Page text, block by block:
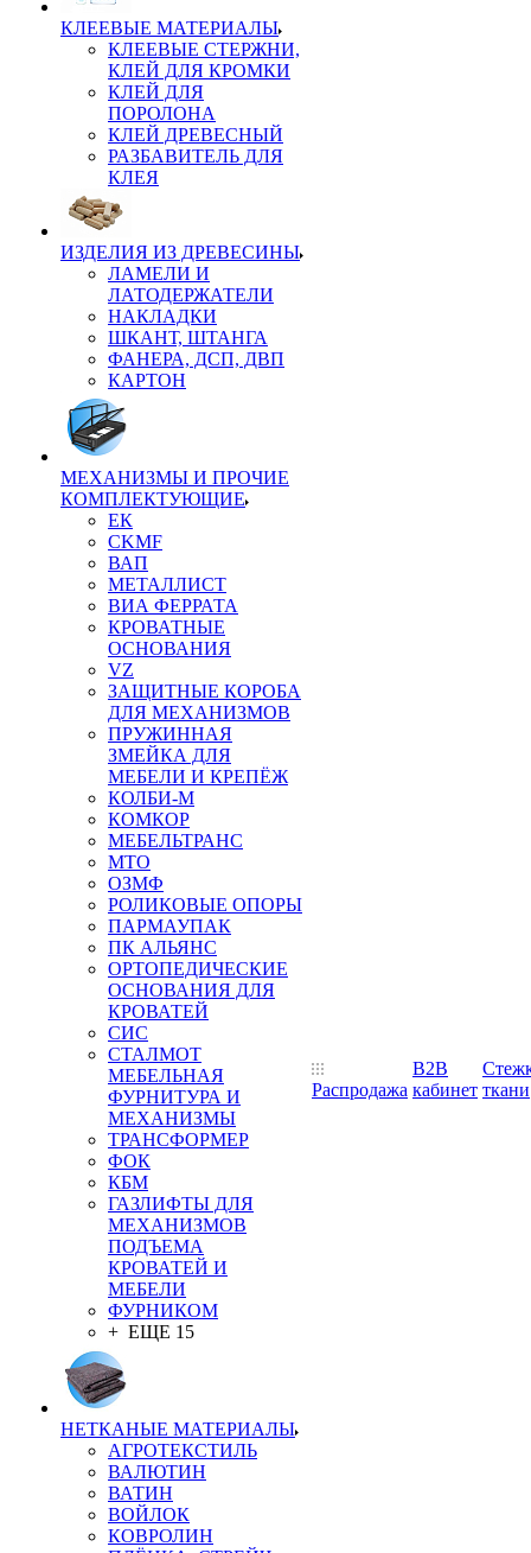
КЛЕЕВЫЕ МАТЕРИАЛЫ
КЛЕЕВЫЕ СТЕРЖНИ,
КЛЕЙ ДЛЯ КРОМКИ
КЛЕЙ ДЛЯ
ПОРОЛОНА
КЛЕЙ ДРЕВЕСНЫЙ
РАЗБАВИТЕЛЬ ДЛЯ
КЛЕЯ
ИЗДЕЛИЯ ИЗ ДРЕВЕСИНЫ
ЛАМЕЛИ И
ЛАТОДЕРЖАТЕЛИ
НАКЛАДКИ
ШКАНТ, ШТАНГА
ФАНЕРА, ДСП, ДВП
КАРТОН
МЕХАНИЗМЫ И ПРОЧИЕ
КОМПЛЕКТУЮЩИЕ
ЕК
CKMF
ВАП
МЕТАЛЛИСТ
ВИА ФЕРРАТА
КРОВАТНЫЕ
ОСНОВАНИЯ
VZ
ЗАЩИТНЫЕ КОРОБА
ДЛЯ МЕХАНИЗМОВ
ПРУЖИННАЯ
ЗМЕЙКА ДЛЯ
МЕБЕЛИ И КРЕПЁЖ
КОЛБИ-М
КОМКОР
МЕБЕЛЬТРАНС
MTO
ОЗМФ
РОЛИКОВЫЕ ОПОРЫ
ПАРМАУПАК
ПК АЛЬЯНС
ОРТОПЕДИЧЕСКИЕ
ОСНОВАНИЯ ДЛЯ
КРОВАТЕЙ
СИС
СТАЛМОТ
МЕБЕЛЬНАЯ
ФУРНИТУРА И
МЕХАНИЗМЫ
ТРАНСФОРМЕР
ФОК
КБМ
ГАЗЛИФТЫ ДЛЯ
МЕХАНИЗМОВ
ПОДЪЕМА
КРОВАТЕЙ И
МЕБЕЛИ
ФУРНИКОМ
+ ЕЩЕ 15
НЕТКАНЫЕ МАТЕРИАЛЫ
АГРОТЕКСТИЛЬ
ВАЛЮТИН
ВАТИН
ВОЙЛОК
КОВРОЛИН
Распродажа
B2B
кабинет ткани